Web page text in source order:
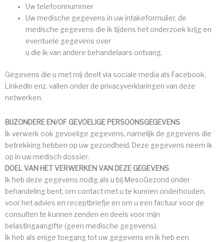
Uw telefoonnummer
Uw medische gegevens in uw intakeformulier, de
medische gegevens die ik tijdens het onderzoek krijg en
eventuele gegevens over
u die ik van andere behandelaars ontvang.
Gegevens die u met mij deelt via sociale media als Facebook,
LinkedIn enz. vallen onder de privacyverklaringen van deze
netwerken.
BIJZONDERE EN/OF GEVOELIGE PERSOONSGEGEVENS
Ik verwerk ook gevoelige gegevens, namelijk de gegevens die
betrekking hebben op uw gezondheid. Deze gegevens neem ik
op in uw medisch dossier.
DOEL VAN HET VERWERKEN VAN DEZE GEGEVENS
Ik heb deze gegevens nodig als u bij MesoGezond onder
behandeling bent, om contact met u te kunnen onderhouden,
voor het advies en receptbriefje en om u een factuur voor de
consulten te kunnen zenden en deels voor mijn
belastingaangifte (geen medische gegevens).
Ik heb als enige toegang tot uw gegevens en ik heb een